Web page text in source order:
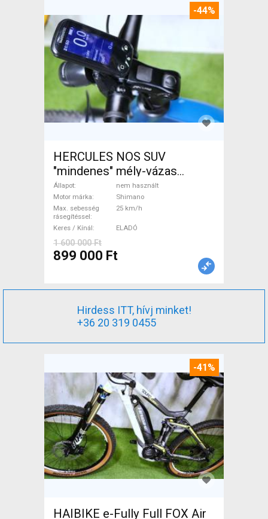
-44%
HERCULES NOS SUV
"mindenes" mély-vázas
Elektromos Trekking/cross
25 km/h Shimano nem
használt ELADÓ
Állapot
nem használt
Motor márka
Shimano
Max. sebesség
rásegítéssel
25 km/h
Keres / Kínál ELADÓ
1 600 000 Ft
899 000 Ft
Hirdess ITT, hívj minket!
+36 20 319 0455
-41%
HAIBIKE e-Fully Full FOX Air